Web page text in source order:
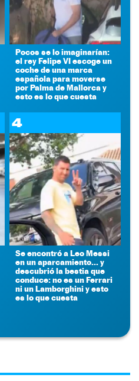
Pocos se lo imaginarían:
el rey Felipe VI escoge un
coche de una marca
española para moverse
por Palma de Mallorca y
esto es lo que cuesta
4
Se encontró a Leo Messi
en un aparcamiento... y
descubrió la bestia que
conduce: no es un Ferrari
ni un Lamborghini y esto
es lo que cuesta